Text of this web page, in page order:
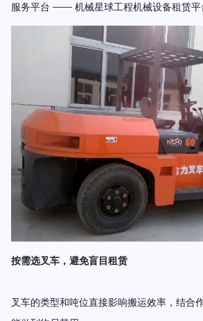
服务平台 —— 机械星球工程机械设备租赁平
按需选叉车，避免盲目租赁
叉车的类型和吨位直接影响搬运效率，结合